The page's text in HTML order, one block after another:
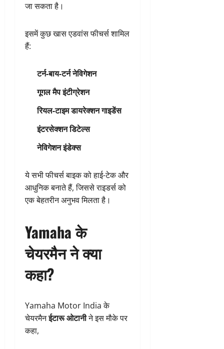
जा सकता है।
इसमें कुछ खास एडवांस फीचर्स शामिल
हैं:
टर्न-बाय-टर्न नेविगेशन
गूगल मैप इंटीग्रेशन
रियल-टाइम डायरेक्शन गाइडेंस
इंटरसेक्शन डिटेल्स
नेविगेशन इंडेक्स
ये सभी फीचर्स बाइक को हाई-टेक और
आधुनिक बनाते हैं, जिससे राइडर्स को
एक बेहतरीन अनुभव मिलता है।
Yamaha के
चेयरमैन ने क्या
कहा?
Yamaha Motor India के
चेयरमैनईटारू ओटानीने इस मौके पर
कहा,